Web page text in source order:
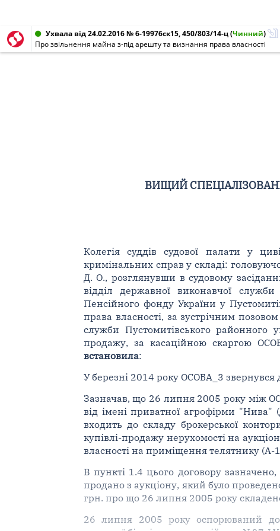
Ухвала від 24.02.2016 № 6-19976ск15, 450/803/14-ц(Чинний)
Про звільнення майна з-під арешту та визнання права власності
ВИЩИЙ
Колегія суддів судової палати у
кримінальних справ у складі:
Д. О., розглянувши в судовому
відділ державної виконавчої служби
Пенсійного фонду України у
права власності, за зустрічним
служби Пустомитівського районного
продажу, за касаційною скаргою
встановила:
У березні 2014 року ОСОБА_3 звернувся
Зазначав, що 26 липня 2005 року між
від імені приватної агрофірми
входить до складу брокерської
купівлі-продажу нерухомості на
власності на приміщення телятнику
В пункті 1.4 цього договору
продано з аукціону, який було
грн. про що 26 липня 2005 року
26 липня 2005 року оспорюваний